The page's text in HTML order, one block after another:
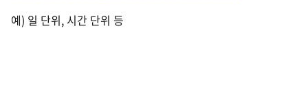
예) 일 단위, 시간 단위 등